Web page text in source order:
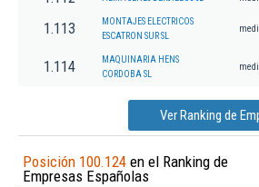
1.113
MONTAJES ELECTRICOS
ESCATRON SUR SL
1.114
MAQUINARIA HENS
CORDOBA SL
Ver Ranking de
Posición 100.124 en el Ranking de
Empresas Españolas